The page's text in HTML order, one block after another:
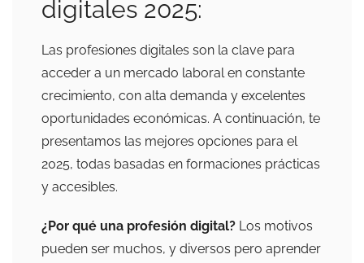
digitales 2025:
Las profesiones digitales son la clave para
acceder a un mercado laboral en constante
crecimiento, con alta demanda y excelentes
oportunidades económicas. A continuación, te
presentamos las mejores opciones para el
2025, todas basadas en formaciones prácticas
y accesibles.
¿Por qué una profesión digital? Los motivos
pueden ser muchos, y diversos pero aprender